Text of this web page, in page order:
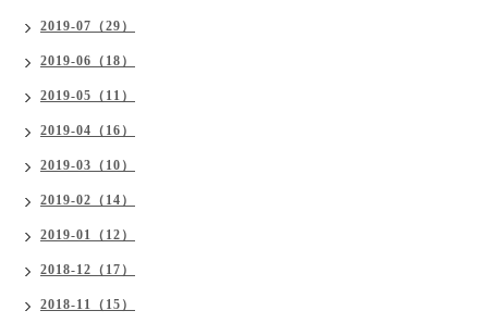
2019-07（29）
2019-06（18）
2019-05（11）
2019-04（16）
2019-03（10）
2019-02（14）
2019-01（12）
2018-12（17）
2018-11（15）